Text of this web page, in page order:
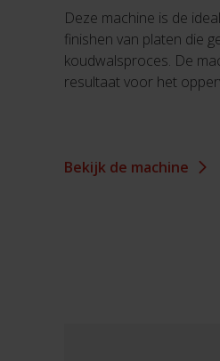
Deze machine is de
finishen van platen die
koudwalsproces. De
resultaat voor het
Bekijk de machine